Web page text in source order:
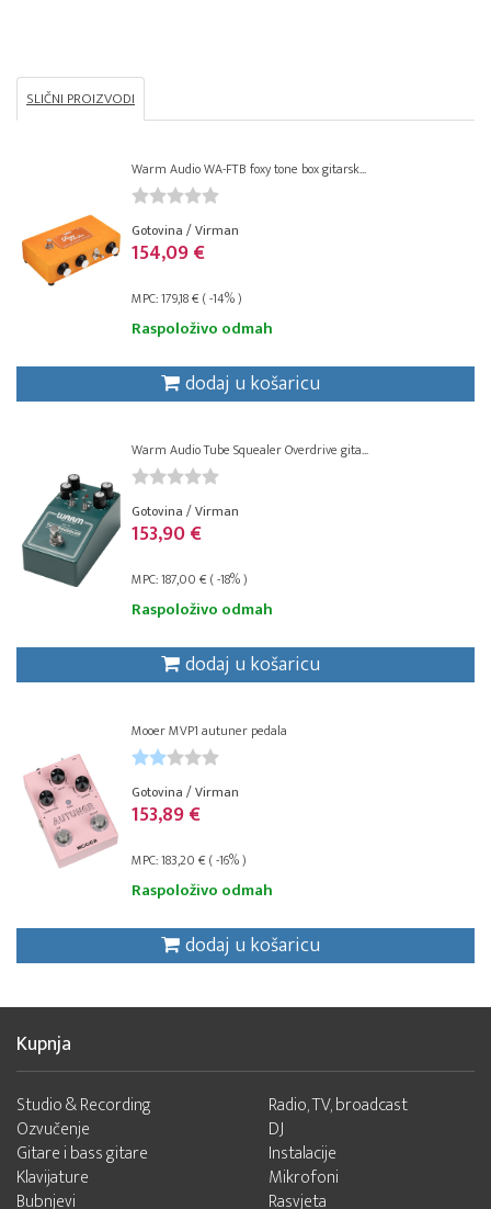
SLIČNI PROIZVODI
Warm Audio WA-FTB foxy tone box gitarsk...
Gotovina / Virman
154,09 €
MPC: 179,18 € ( -14% )
Raspoloživo odmah
dodaj u košaricu
Warm Audio Tube Squealer Overdrive gita...
Gotovina / Virman
153,90 €
MPC: 187,00 € ( -18% )
Raspoloživo odmah
dodaj u košaricu
Mooer MVP1 autuner pedala
Gotovina / Virman
153,89 €
MPC: 183,20 € ( -16% )
Raspoloživo odmah
dodaj u košaricu
Kupnja
Studio & Recording
Ozvučenje
Gitare i bass gitare
Klavijature
Bubnjevi
Radio, TV, broadcast
DJ
Instalacije
Mikrofoni
Rasvjeta